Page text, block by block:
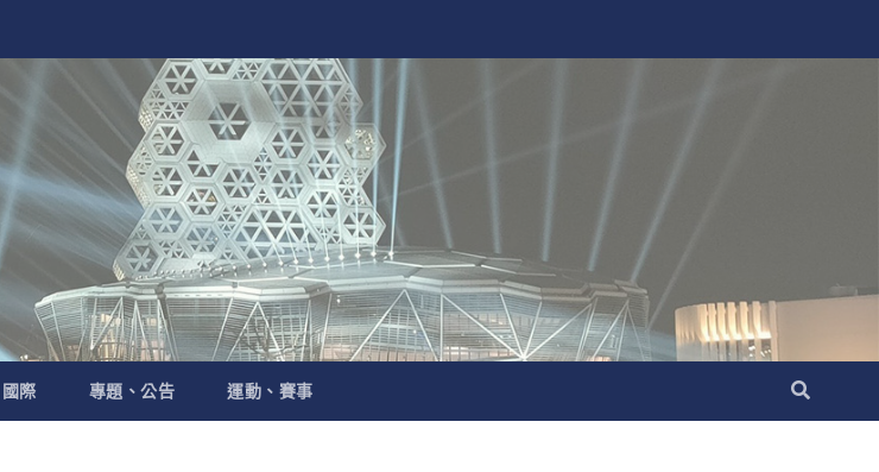
國際 專題、公告 運動、賽事